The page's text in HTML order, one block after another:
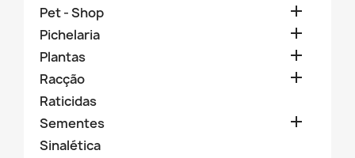
Pet - Shop 
Pichelaria 
Plantas 
Racção 
Raticidas
Sementes

Sinalética